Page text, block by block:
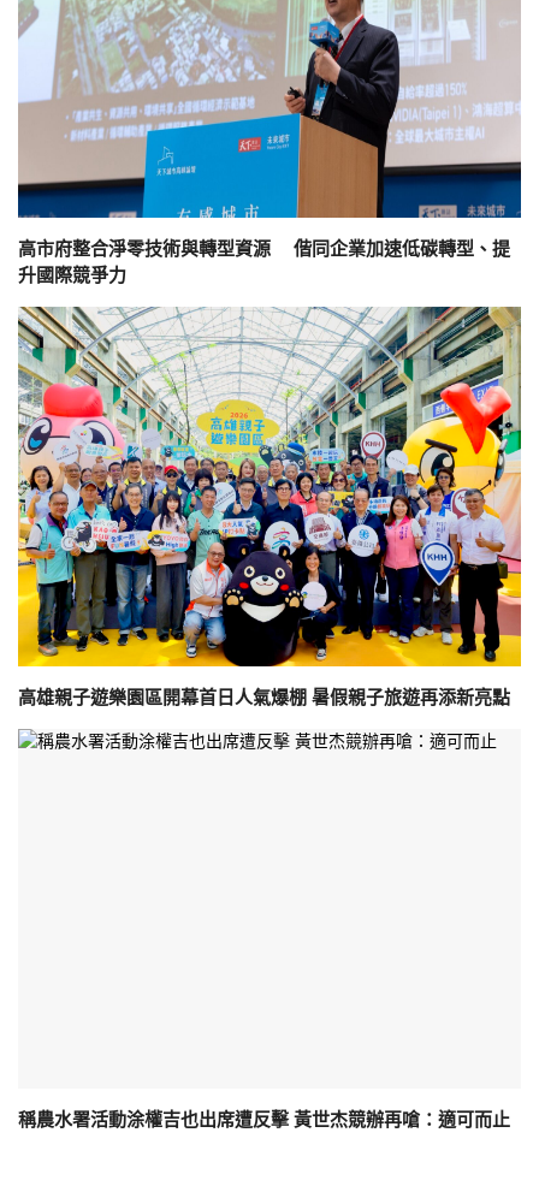
高市府整合淨零技術與轉型資源 偕同企業加速低碳轉型、提
升國際競爭力
高雄親子遊樂園區開幕首日人氣爆棚 暑假親子旅遊再添新亮點
稱農水署活動涂權吉也出席遭反擊 黃世杰競辦再嗆：適可而止